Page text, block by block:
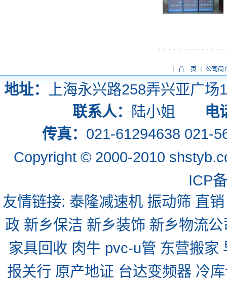
首 页 公司简
地址：
上海永兴路258弄兴亚
联系人：
陆小姐
电
传真： 021-61294638
Copyright © 2000-2010
ICP
友情链接: 泰隆减速机 振动筛 直销
政 新乡保洁 新乡装饰 新乡物流公
家具回收 肉牛 pvc-u管 东营搬家
报关行 原产地证 台达变频器 冷